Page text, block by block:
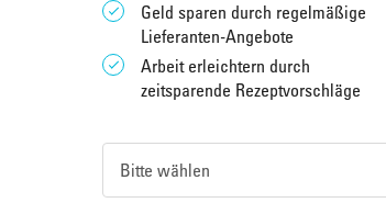
Geld sparen durch regelmäßige
Lieferanten-Angebote
Arbeit erleichtern durch
zeitsparende Rezeptvorschläge